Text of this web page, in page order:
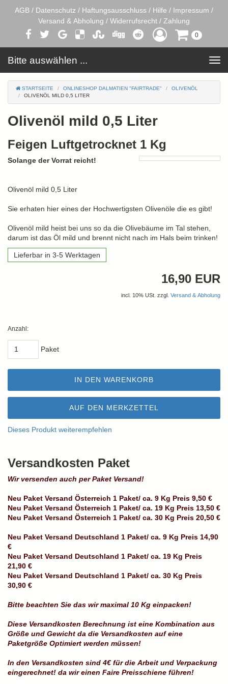
AGB / Datenschutz / Haftungsausschluss / Hilfe / Impressum /
Versand & Abholung / Widerrufsrecht / Zahlung
0
Bitte auswählen ...
STARTSEITE ONLINESHOP DALMATIEN "FAIRTRADE"
OLIVENÖL
OLIVENÖL MILD 0,5 LITER
Olivenöl mild 0,5 Liter
Feigen Luftgetrocknet 1 Kg
Solange der Vorrat reicht!
Olivenöl mild 0,5 Liter
Sie erhaten hier eines der Hochwertigsten Olivenöle die es gibt!
Olivenöl mild heist bei uns so da die Olivebäume im Tal stehen,
darum ist das Öl mild und brennt nicht nach im Hals beim trinken!
Lieferbar in 3-5 Werktagen
16,90 EUR
incl. 10% USt. zzgl. Versand & Abholung
Anzahl:
Paket
IN DEN WARENKORB
AUF DEN MERKZETTEL
Dieses Produkt weiterempfehlen
Versandkosten Paket
Wir versenden auch per Paket Versand!
Neu Paket Versand Österreich 1 Paket/ ca. 9 Kg Preis 9,50 €
Neu Paket Versand Österreich 1 Paket/ ca. 19 Kg Preis 13,50 €
Neu Paket Versand Österreich 1 Paket/ ca. 30 Kg Preis 20,50 €
Neu Paket Versand Deutschland 1 Paket/ ca. 9 Kg Preis 14,90
€
Neu Paket Versand Deutschland 1 Paket/ ca. 19 Kg Preis
21,90 €
Neu Paket Versand Deutschland 1 Paket/ ca. 30 Kg Preis
30,90 €
Bitte beachten Sie das wir maximal 10 Kg einpacken!
Diese Versandkosten Berechnung ist eine Kombination aus
Größe und Gewicht da die Versandkosten auf eine
Paketgröße Optimiert werden müssen!
In den Versandkosten sind 4€ für die Arbeit und Verpackung
eingerechnet! da wir einen Faire Preisschiene führen!